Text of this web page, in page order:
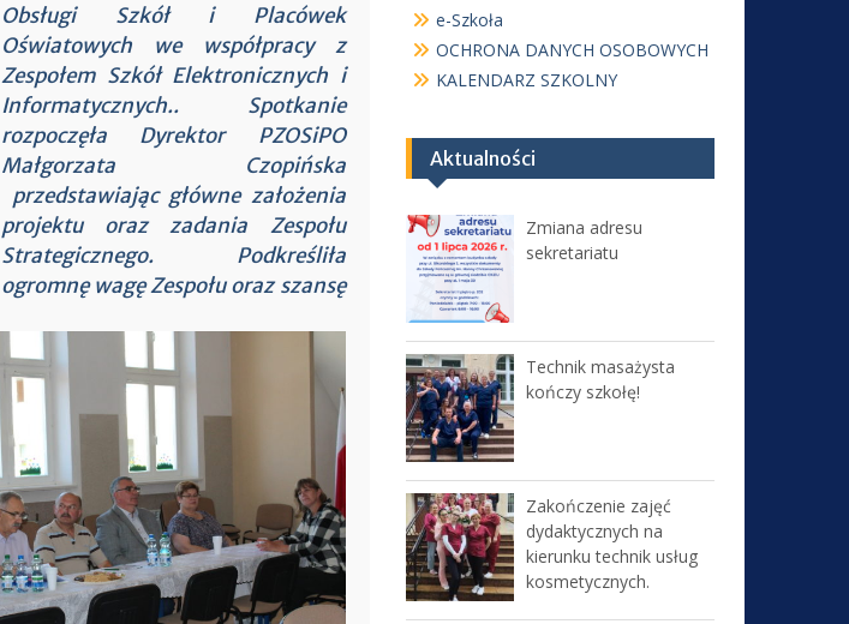
Obsługi Szkół i Placówek
Oświatowych we współpracy z
Zespołem Szkół Elektronicznych i
Informatycznych.. Spotkanie
rozpoczęła Dyrektor PZOSiPO
Małgorzata Czopińska
przedstawiając główne założenia
projektu oraz zadania Zespołu
Strategicznego. Podkreśliła
ogromnę wagę Zespołu oraz szansę
e-Szkoła
OCHRONA DANYCH OSOBOWYCH
KALENDARZ SZKOLNY
Aktualności
Zmiana adresu
sekretariatu
Technik masażysta
kończy szkołę!
Zakończenie zajęć
dydaktycznych na
kierunku technik usług
kosmetycznych.